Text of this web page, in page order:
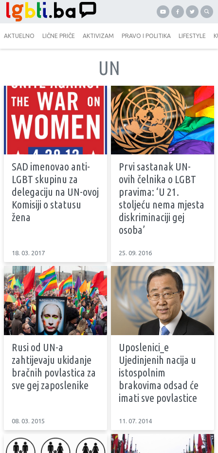
AKTUELNO LIČNE PRIČE AKTIVIZAM PRAVO I POLITIKA LIFESTYLE
UN
SAD imenovao anti-
LGBT skupinu za
delegaciju na UN-ovoj
Komisiji o statusu
žena
18. 03. 2017
Prvi sastanak UN-
ovih čelnika o LGBT
pravima: ‘U 21.
stoljeću nema mjesta
diskriminaciji gej
osoba’
25. 09. 2016
Rusi od UN-a
zahtijevaju ukidanje
bračnih povlastica za
sve gej zaposlenike
08. 03. 2015
Uposlenici_e
Ujedinjenih nacija u
istospolnim
brakovima odsad će
imati sve povlastice
11. 07. 2014